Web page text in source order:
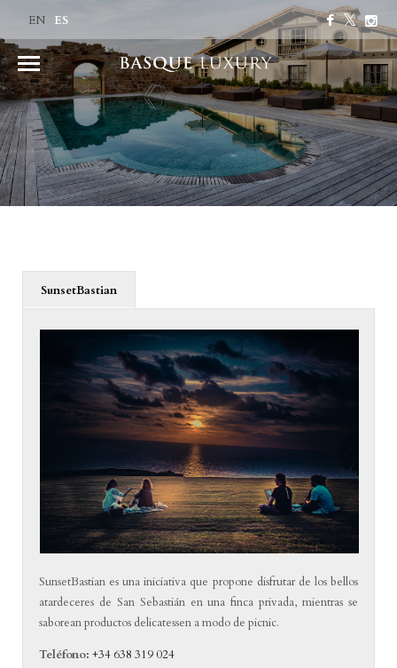
EN ES
SunsetBastian
SunsetBastian es una iniciativa que propone disfrutar de los bellos
atardeceres de San Sebastián en una finca privada, mientras se
saborean productos delicatessen a modo de picnic.
Teléfono:+34 638 319 024